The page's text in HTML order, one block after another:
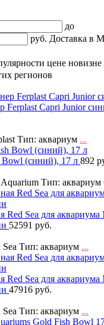
до
руб. Доставка в
цене новизне
регионов
Ferplast Capri Junior
Тип: аквариум ...
(синий), 17 л 892
Тип:
Red Sea для аквариума
52591 руб.
Sea Тип: аквариум ...
Red Sea для аквариума
47916 руб.
Sea Тип: аквариум ...